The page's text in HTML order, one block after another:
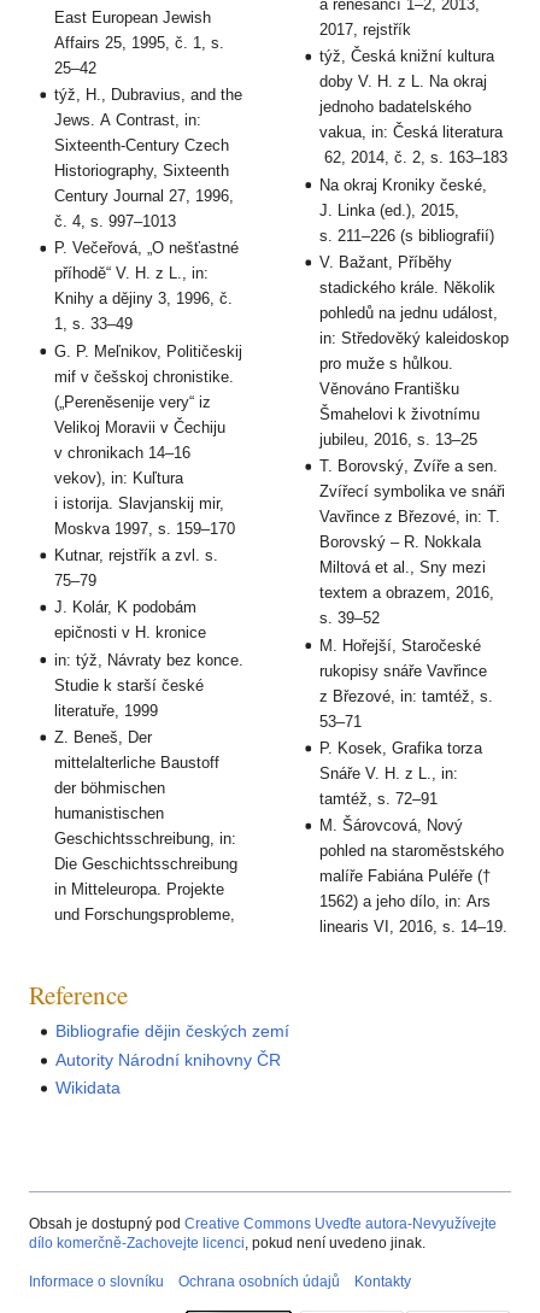
East European Jewish
Affairs 25, 1995, č. 1, s.
25–42
týž, H., Dubravius, and the
Jews. A Contrast, in:
Sixteenth-Century Czech
Historiography, Sixteenth
Century Journal 27, 1996,
č. 4, s. 997–1013
P. Večeřová, „O nešťastné
příhodě“ V. H. z L., in:
Knihy a dějiny 3, 1996, č.
1, s. 33–49
G. P. Meľnikov, Političeskij
mif v češskoj chronistike.
(„Pereněsenije very“ iz
Velikoj Moravii v Čechiju
v chronikach 14–16
vekov), in: Kuľtura
i istorija. Slavjanskij mir,
Moskva 1997, s. 159–170
Kutnar, rejstřík a zvl. s.
75–79
J. Kolár, K podobám
epičnosti v H. kronice
in: týž, Návraty bez konce.
Studie k starší české
literatuře, 1999
Z. Beneš, Der
mittelalterliche Baustoff
der böhmischen
humanistischen
Geschichtsschreibung, in:
Die Geschichtsschreibung
in Mitteleuropa. Projekte
und Forschungsprobleme,
a renesancí 1–2, 2013,
2017, rejstřík
týž, Česká knižní kultura
doby V. H. z L. Na okraj
jednoho badatelského
vakua, in: Česká literatura
62, 2014, č. 2, s. 163–183
Na okraj Kroniky české,
J. Linka (ed.), 2015,
s. 211–226 (s bibliografií)
V. Bažant, Příběhy
stadického krále. Několik
pohledů na jednu událost,
in: Středověký kaleidoskop
pro muže s hůlkou.
Věnováno Františku
Šmahelovi k životnímu
jubileu, 2016, s. 13–25
T. Borovský, Zvíře a sen.
Zvířecí symbolika ve snáři
Vavřince z Březové, in: T.
Borovský – R. Nokkala
Miltová et al., Sny mezi
textem a obrazem, 2016,
s. 39–52
M. Hořejší, Staročeské
rukopisy snáře Vavřince
z Březové, in: tamtéž, s.
53–71
P. Kosek, Grafika torza
Snáře V. H. z L., in:
tamtéž, s. 72–91
M. Šárovcová, Nový
pohled na staroměstského
malíře Fabiána Puléře (†
1562) a jeho dílo, in: Ars
linearis VI, 2016, s. 14–19.
Reference
Bibliografie dějin českých zemí
Autority Národní knihovny ČR
Wikidata
Obsah je dostupný pod Creative Commons Uveďte autora-Nevyužívejte
dílo komerčně-Zachovejte licenci, pokud není uvedeno jinak.
Informace o slovníku Ochrana osobních údajů Kontakty